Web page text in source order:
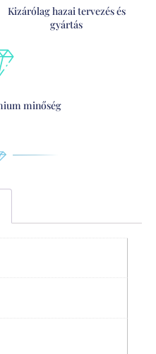
Kizárólag hazai tervezés és
gyártás
minőség